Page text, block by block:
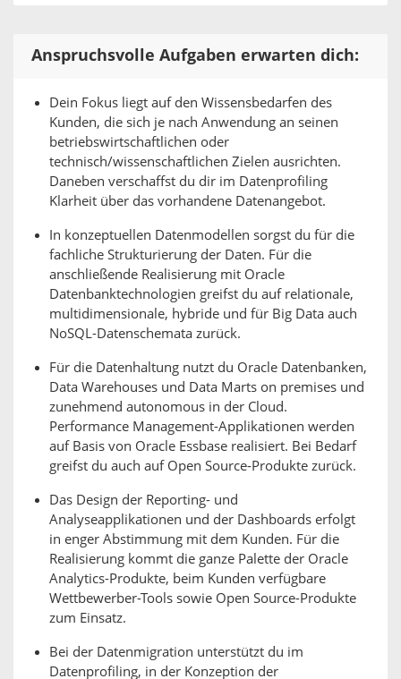
Anspruchsvolle Aufgaben erwarten dich:
Dein Fokus liegt auf den Wissensbedarfen des
Kunden, die sich je nach Anwendung an seinen
betriebswirtschaftlichen oder
technisch/wissenschaftlichen Zielen ausrichten.
Daneben verschaffst du dir im Datenprofiling
Klarheit über das vorhandene Datenangebot.
In konzeptuellen Datenmodellen sorgst du für die
fachliche Strukturierung der Daten. Für die
anschließende Realisierung mit Oracle
Datenbanktechnologien greifst du auf relationale,
multidimensionale, hybride und für Big Data auch
NoSQL-Datenschemata zurück.
Für die Datenhaltung nutzt du Oracle Datenbanken,
Data Warehouses und Data Marts on premises und
zunehmend autonomous in der Cloud.
Performance Management-Applikationen werden
auf Basis von Oracle Essbase realisiert. Bei Bedarf
greifst du auch auf Open Source-Produkte zurück.
Das Design der Reporting- und
Analyseapplikationen und der Dashboards erfolgt
in enger Abstimmung mit dem Kunden. Für die
Realisierung kommt die ganze Palette der Oracle
Analytics-Produkte, beim Kunden verfügbare
Wettbewerber-Tools sowie Open Source-Produkte
zum Einsatz.
Bei der Datenmigration unterstützt du im
Datenprofiling, in der Konzeption der